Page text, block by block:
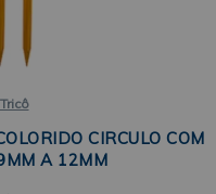
CIRCULO COM
A 12MM